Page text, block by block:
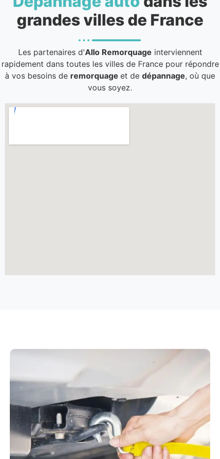
grandes villes de France
Les partenaires d'Allo Remorquage interviennent
rapidement dans toutes les villes de France pour répondre
à vos besoins de remorquage et de dépannage, où que
vous soyez.